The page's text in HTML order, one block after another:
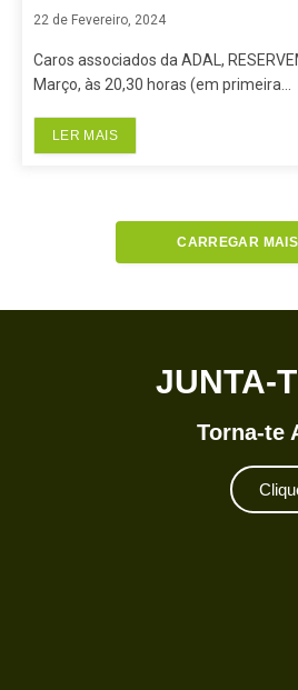
22 de Fevereiro, 2024
Caros associados da ADAL,
Março, às 20,30 horas (em primeira…
LER MAIS
CARREGAR MAIS
JUNTA-
Torna-te